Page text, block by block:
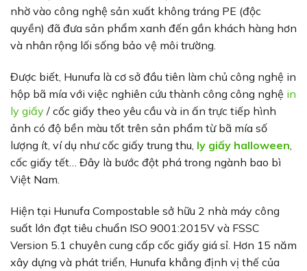
nhờ vào công nghệ sản xuất không tráng PE (độc
quyền) đã đưa sản phẩm xanh đến gần khách hàng hơn
và nhân rộng lối sống bảo vệ môi trường.
Được biết, Hunufa là cơ sở đầu tiên làm chủ công nghệ in
hộp bã mía với việc nghiên cứu thành công công nghệ in
ly giấy / cốc giấy theo yêu cầu và in ấn trực tiếp hình
ảnh có độ bền màu tốt trên sản phẩm từ bã mía số
lượng ít, ví dụ như cốc giấy trung thu, ly giấy halloween
cốc giấy tết… Đây là bước đột phá trong ngành bao bì
Việt Nam.
Hiện tại Hunufa Compostable sở hữu 2 nhà máy công
suất lớn đạt tiêu chuẩn ISO 9001:2015V và FSSC
Version 5.1 chuyên cung cấp cốc giấy giá sỉ. Hơn 15 năm
xây dựng và phát triển, Hunufa khẳng định vị thế của